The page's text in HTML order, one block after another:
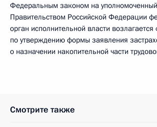
Федеральным законом на уполномоченный
Правительством Российской Федерации
орган исполнительной власти возлагается
по утверждению формы заявления
о назначении накопительной части
Смотрите также